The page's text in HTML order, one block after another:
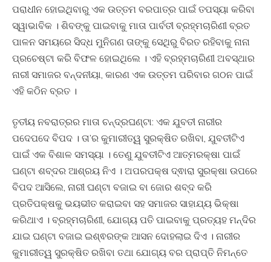
ପରାଧୀନ ହୋଇଥିବାରୁ ଏକ ଉତ୍ତମ ବରପାତ୍ର ପାଇଁ ତପସ୍ୟା କରିବା
ସ୍ୱାଭାବିକ । ଶିବଙ୍କୁ ପାଇବାକୁ ମାତା ପାର୍ବତୀ ବ୍ରହ୍ମଚାରିଣୀ ବ୍ରତ
ପାଳନ ସମୟରେ ସିଦ୍ଧ ମୁନିଗଣ ତାଙ୍କୁ ସେଥିରୁ ବିରତ ରହିବାକୁ ନାନା
ପ୍ରଚେଷ୍ଟା କରି ବିଫଳ ହୋଇଥିଲେ । ଏହି ବ୍ରହ୍ମଚାରିଣୀ ଅବସ୍ଥାର
ନାରୀ ସମାଜର ବନ୍ଦନୀୟା, କାରଣ ଏକ ଉତ୍ତମ ପରିବାର ଗଠନ ପାଇଁ
ଏହି କଠିନ ବ୍ରତ ।
ତୃତୀୟ ନବରାତ୍ରର ମାତା ଚନ୍ଦ୍ରଘଣ୍ଟା: ଏକ ଯୁବତୀ ନାରୀର
ପଦେପଦେ ବିପଦ । ତା’ର କୁମାରୀତ୍ୱ ସୁରକ୍ଷିତ ରଖିବା, ଯୁବତୀଟିଏ
ପାଇଁ ଏକ ବିଶାଳ ସମସ୍ୟା । ତେଣୁ ଯୁବତୀଟିଏ ଆତ୍ମରକ୍ଷା ପାଇଁ
ଘଣ୍ଟା ଶବ୍ଦର ଆଶ୍ରୟ ନିଏ । ଅପରପକ୍ଷ ଦ୍ଵାରା ସୁରକ୍ଷା ଉପରେ
ବିପଦ ଆସିଲେ, ନାରୀ ଘଣ୍ଟା ବଜାଇ ବା ଜୋର ଶବ୍ଦ କରି
ପ୍ରତିପକ୍ଷକୁ ଭୟଭୀତ କରାଇବା ସହ ସମାଜର ସାହାଯ୍ୟ ଭିକ୍ଷା
କରିଥାଏ । ବ୍ରହ୍ମଚାରିଣୀ, ଯୋଗ୍ୟ ପତି ପାଇବାକୁ ପ୍ରତ୍ୟହ ମନ୍ଦିର
ଯାଇ ଘଣ୍ଟା ବଜାଇ ଇଶ୍ଵରଙ୍କ ଆସନ ଦୋହଲାଇ ଦିଏ । ନାରୀର
କୁମାରୀତ୍ୱ ସୁରକ୍ଷିତ ରଖିବା ତଥା ଯୋଗ୍ୟ ବର ପ୍ରାପ୍ତି ନିମନ୍ତେ